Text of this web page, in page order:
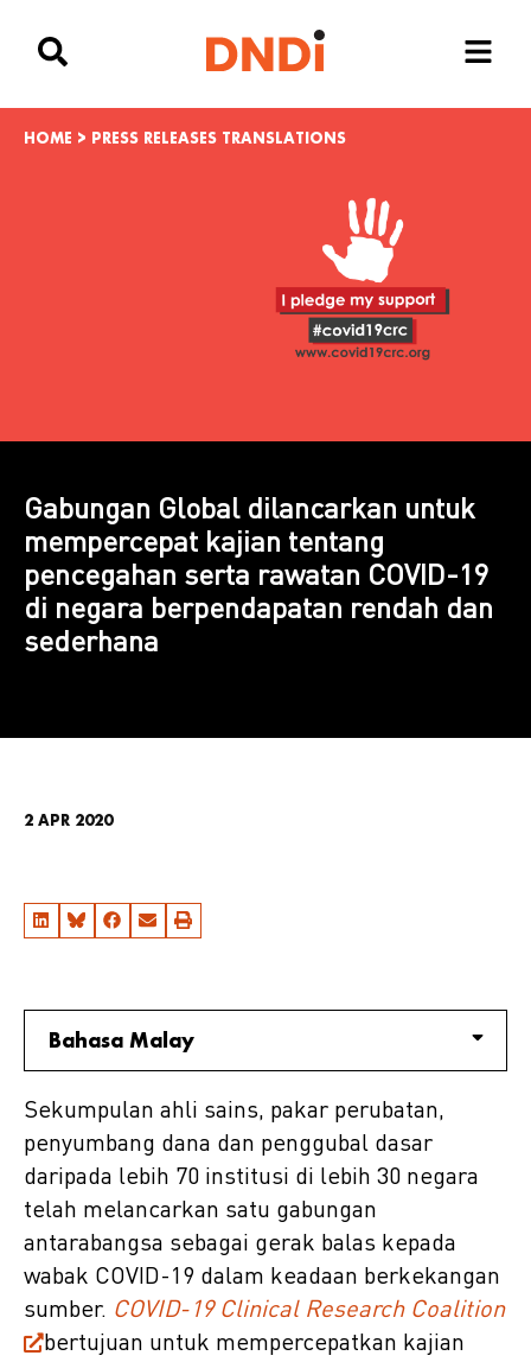
HOME > PRESS RELEASES TRANSLATIONS
Gabungan Global dilancarkan untuk
mempercepat kajian tentang
pencegahan serta rawatan COVID-19
di negara berpendapatan rendah dan
sederhana
2 APR 2020
Bahasa Malay
Sekumpulan ahli sains, pakar perubatan,
penyumbang dana dan penggubal dasar
daripada lebih 70 institusi di lebih 30 negara
telah melancarkan satu gabungan
antarabangsa sebagai gerak balas kepada
wabak COVID-19 dalam keadaan berkekangan
sumber. COVID-19 Clinical Research Coalition
bertujuan untuk mempercepatkan kajian